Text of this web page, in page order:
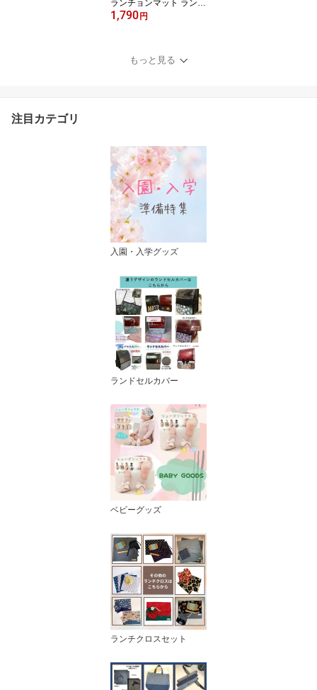
ランチョンマット ランチ
クロス 30 40 40cm 30cm
学生 人気 可愛い かっこ
いい 幼稚園 小学校 給食
1,790 円
もっと見る
注目カテゴリ
入園・入学グッズ
ランドセルカバー
ベビーグッズ
ランチクロスセット